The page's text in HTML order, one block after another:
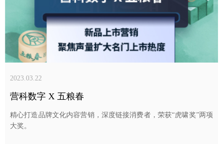
2023.03.22
营科数字 X 五粮春
精心打造品牌文化内容营销，深度链接消费者，荣获“虎啸奖”两项
大奖。